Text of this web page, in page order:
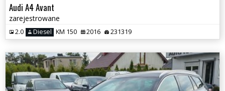
Audi A4 Avant
zarejestrowane
2.0 Diesel KM 150 2016 231319